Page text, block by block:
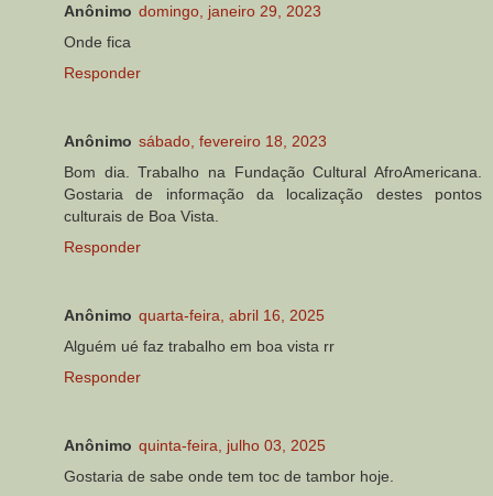
Anônimo domingo, janeiro 29, 2023
Onde fica
Responder
Anônimo sábado, fevereiro 18, 2023
Bom dia. Trabalho na Fundação Cultural AfroAmericana.
Gostaria de informação da localização destes pontos
culturais de Boa Vista.
Responder
Anônimo quarta-feira, abril 16, 2025
Alguém ué faz trabalho em boa vista rr
Responder
Anônimo quinta-feira, julho 03, 2025
Gostaria de sabe onde tem toc de tambor hoje.